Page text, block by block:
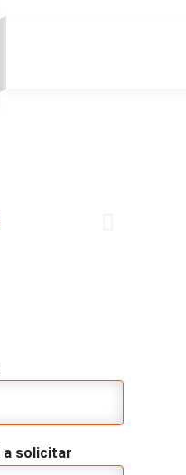
a solicitar